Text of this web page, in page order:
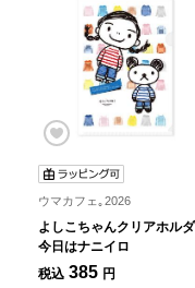
ウマカフェ｡2026
よしこちゃんクリアホル
今日はナニイロ
税込 385 円